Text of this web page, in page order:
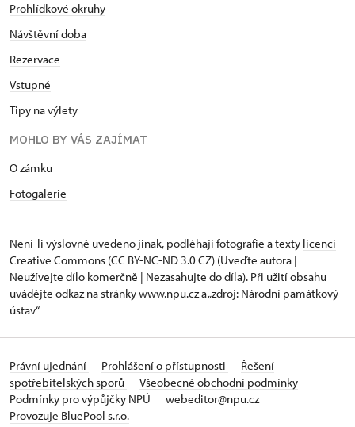
Prohlídkové okruhy
Návštěvní doba
Rezervace
Vstupné
Tipy na výlety
MOHLO BY VÁS ZAJÍMAT
O zámku
Fotogalerie
Není-li výslovně uvedeno jinak, podléhají fotografie a texty licenci
Creative Commons (CC BY-NC-ND 3.0 CZ) (Uveďte autora |
Neužívejte dílo komerčně | Nezasahujte do díla). Při užití obsahu
uvádějte odkaz na stránky www.npu.cz a „zdroj: Národní památkový
ústav“
Právní ujednání Prohlášení o přístupnosti
Řešení
spotřebitelských sporů
Všeobecné obchodní podmínky
Podmínky pro výpůjčky NPÚ
webeditor@npu.cz
Provozuje BluePool s.r.o.